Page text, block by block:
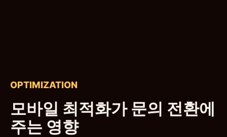
OPTIMIZATION
모바일 최적화가 문의 전환에
주는 영향